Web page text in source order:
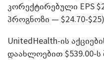
კორექტირებული EPS
პროგნოზი — $24.70-
UnitedHealth-ის
დაახლოებით $539.00-ს